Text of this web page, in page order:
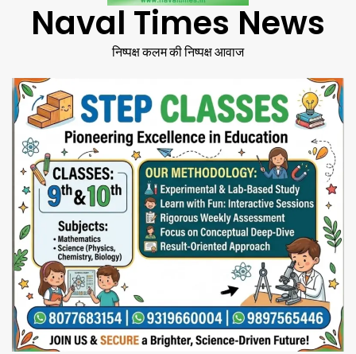
Naval Times News
निष्पक्ष कलम की निष्पक्ष आवाज